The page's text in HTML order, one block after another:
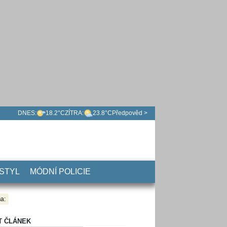
DNES: 18.2°CZÍTRA: 23.8°C Předpověd >
MÓDNÍ POLICIE
ČLÁNEK